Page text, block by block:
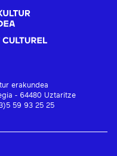
erakundea
- 64480 Uztaritze
59 93 25 25